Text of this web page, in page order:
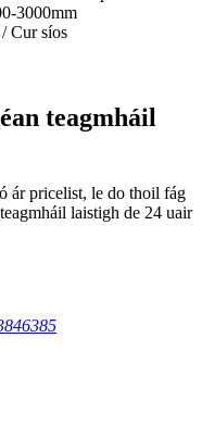
3000mm
Cur síos
teagmháil
ár pricelist, le do thoil fág
laistigh de 24 uair